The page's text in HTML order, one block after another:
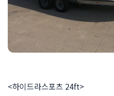
<하이드라스포츠 24ft>